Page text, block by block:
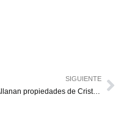
SIGUIENTE
Allanan propiedades de Cristina de Kirchner